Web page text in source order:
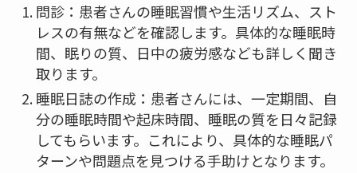
問診：患者さんの睡眠習慣や生活リズム、スト
レスの有無などを確認します。具体的な睡眠時
間、眠りの質、日中の疲労感なども詳しく聞き
取ります。
睡眠日誌の作成：患者さんには、一定期間、自
分の睡眠時間や起床時間、睡眠の質を日々記録
してもらいます。これにより、具体的な睡眠パ
ターンや問題点を見つける手助けとなります。